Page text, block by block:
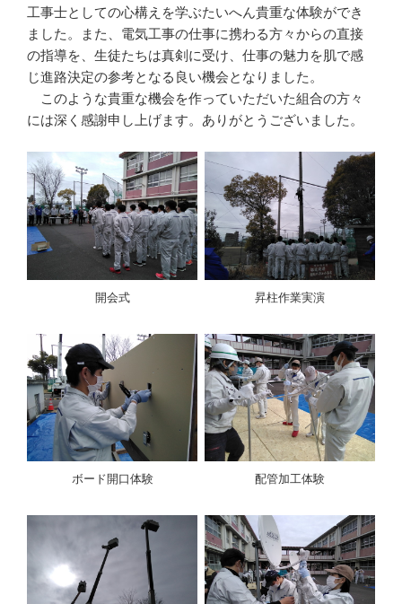
工事士としての心構えを学ぶたいへん貴重な体験ができ
ました。また、電気工事の仕事に携わる方々からの直接
の指導を、生徒たちは真剣に受け、仕事の魅力を肌で感
じ進路決定の参考となる良い機会となりました。
このような貴重な機会を作っていただいた組合の方々
には深く感謝申し上げます。ありがとうございました。
開会式 昇柱作業実演
ボード開口体験 配管加工体験